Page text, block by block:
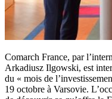
Comarch France, par
Arkadiusz Ilgowski, est
du « mois de
19 octobre à Varsovie.